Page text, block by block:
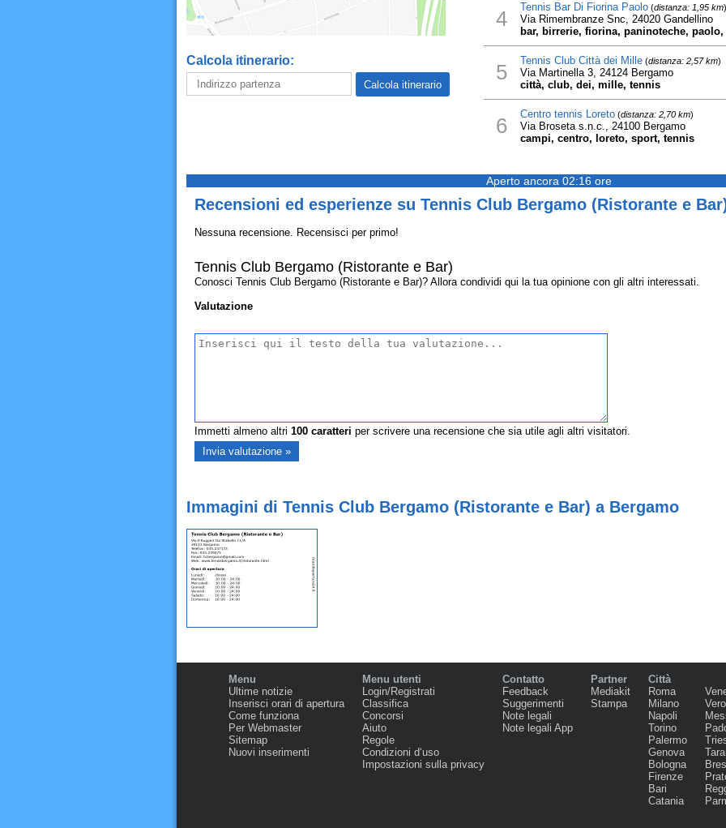
Calcola itinerario:
4 Tennis Bar Di Fiorina Paolo(distanza: 1,95 km)
Via Rimembranze Snc, 24020 Gandellino
bar, birrerie, fiorina, paninoteche,
5 Tennis Club Città dei Mille(distanza: 2,57 km)
Via Martinella 3, 24124 Bergamo
città, club, dei, mille, tennis
6 Centro tennis Loreto(distanza: 2,70 km)
Via Broseta s.n.c., 24100 Bergamo
campi, centro, loreto, sport, tennis
Aperto ancora 02:16 ore
Recensioni ed esperienze su Tennis Club Bergamo (Ristorante e
Nessuna recensione. Recensisci per primo!
Tennis Club Bergamo (Ristorante e Bar)
Conosci Tennis Club Bergamo (Ristorante e Bar)? Allora condividi qui la tua opinione con gli altri interessati.
Valutazione
Immetti almeno altri 100caratteri per scrivere una recensione che sia utile agli altri visitatori.
Immagini di Tennis Club Bergamo (Ristorante e Bar) a Bergamo
Menu
Ultime notizie
Inserisci orari di apertura
Come funziona
Per Webmaster
Sitemap
Nuovi inserimenti
Menu utenti
Login/Registrati
Classifica
Concorsi
Aiuto
Regole
Condizioni d‘uso
Impostazioni sulla privacy
Contatto
Feedback
Suggerimenti
Note legali
Note legali App
Partner
Mediakit
Stampa
Città
Roma
Milano
Napoli
Torino
Palermo
Genova
Bologna
Firenze
Bari
Catania